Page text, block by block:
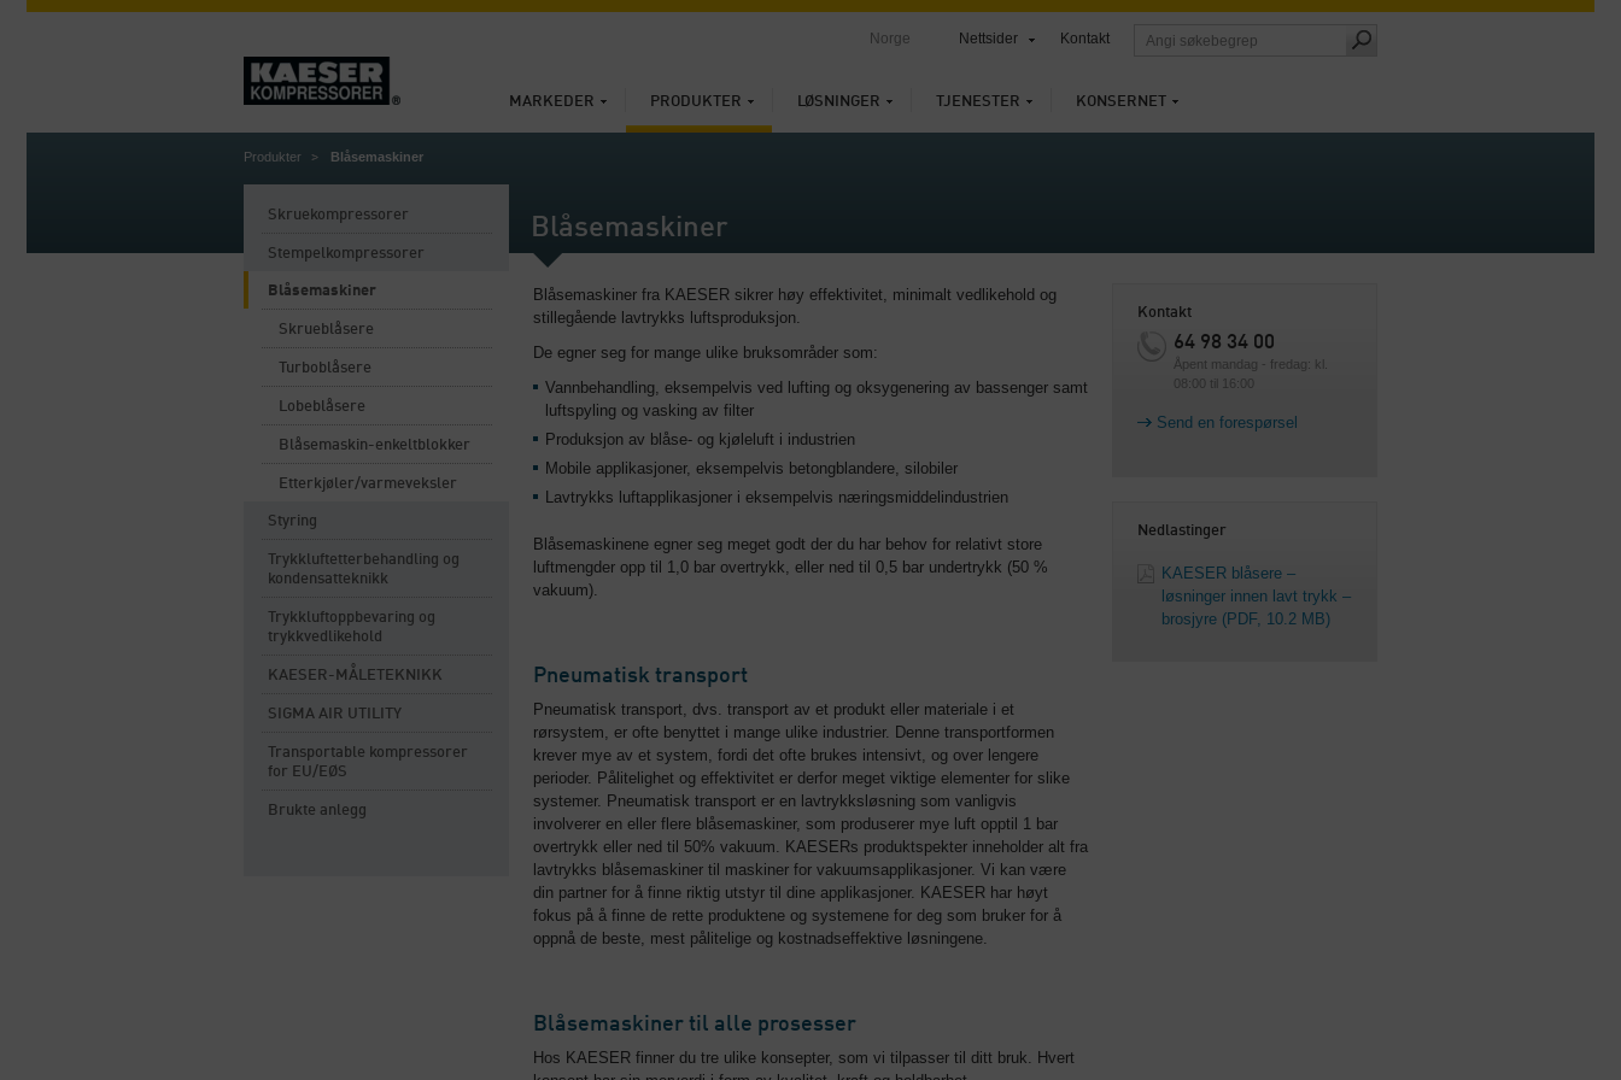
MARKEDER PRODUKTER LØSNINGER TJENESTER KONSERNET
Norge Nettsider Kontakt
Produkter Blåsemaskiner
Blåsemaskiner
Skruekompressorer
Stempelkompressorer
Blåsemaskiner
Skrueblåsere
Turboblåsere
Lobeblåsere
Blåsemaskin-enkeltblokker
Etterkjøler/varmeveksler
Styring
Trykkluftetterbehandling og
kondensatteknikk
Trykkluftoppbevaring og
trykkvedlikehold
KAESER-MÅLETEKNIKK
SIGMA AIR UTILITY
Transportable kompressorer
for EU/EØS
Brukte anlegg
Blåsemaskiner fra KAESER sikrer høy effektivitet, minimalt vedlikehold og
stillegående lavtrykks luftsproduksjon.
De egner seg for mange ulike bruksområder som:
Vannbehandling, eksempelvis ved lufting og oksygenering av bassenger samt
luftspyling og vasking av filter
Produksjon av blåse- og kjøleluft i industrien
Mobile applikasjoner, eksempelvis betongblandere, silobiler
Lavtrykks luftapplikasjoner i eksempelvis næringsmiddelindustrien
Blåsemaskinene egner seg meget godt der du har behov for relativt store
luftmengder opp til 1,0 bar overtrykk, eller ned til 0,5 bar undertrykk (50 %
vakuum).
Pneumatisk transport
Pneumatisk transport, dvs. transport av et produkt eller materiale i et
rørsystem, er ofte benyttet i mange ulike industrier. Denne transportformen
krever mye av et system, fordi det ofte brukes intensivt, og over lengere
perioder. Pålitelighet og effektivitet er derfor meget viktige elementer for slike
systemer. Pneumatisk transport er en lavtrykksløsning som vanligvis
involverer en eller flere blåsemaskiner, som produserer mye luft opptil 1 bar
overtrykk eller ned til 50% vakuum. KAESERs produktspekter inneholder alt fra
lavtrykks blåsemaskiner til maskiner for vakuumsapplikasjoner. Vi kan være
din partner for å finne riktig utstyr til dine applikasjoner. KAESER har høyt
fokus på å finne de rette produktene og systemene for deg som bruker for å
oppnå de beste, mest pålitelige og kostnadseffektive løsningene.
Blåsemaskiner til alle prosesser
Hos KAESER finner du tre ulike konsepter, som vi tilpasser til ditt bruk. Hvert
Kontakt
64 98 34 00
Åpent mandag - fredag: kl.
08:00 til 16:00
Send en forespørsel
Nedlastinger
KAESER blåsere –
løsninger innen lavt trykk –
brosjyre (PDF, 10.2 MB)